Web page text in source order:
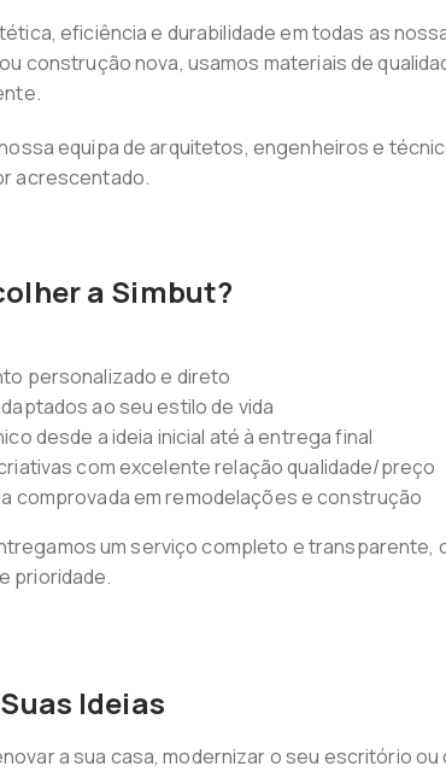
eficiência e durabilidade em todas as
construção nova, usamos materiais de
equipa de arquitetos, engenheiros e
acrescentado.
a Simbut?
personalizado e direto
ao seu estilo de vida
desde a ideia inicial até à entrega final
com excelente relação qualidade/preço
comprovada em remodelações e construção
um serviço completo e transparente,
prioridade.
Ideias
a sua casa, modernizar o seu escritório